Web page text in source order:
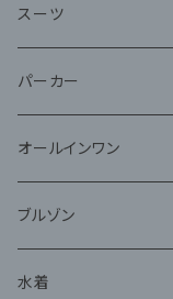
スーツ
パーカー
オールインワン
ブルゾン
水着